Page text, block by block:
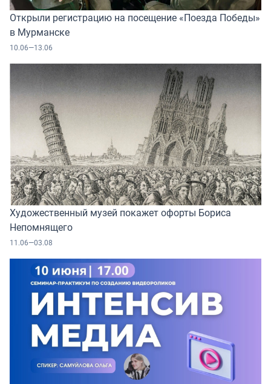
Открыли регистрацию на посещение «Поезда Победы»
в Мурманске
10.06—13.06
Художественный музей покажет офорты Бориса
Непомнящего
11.06—03.08